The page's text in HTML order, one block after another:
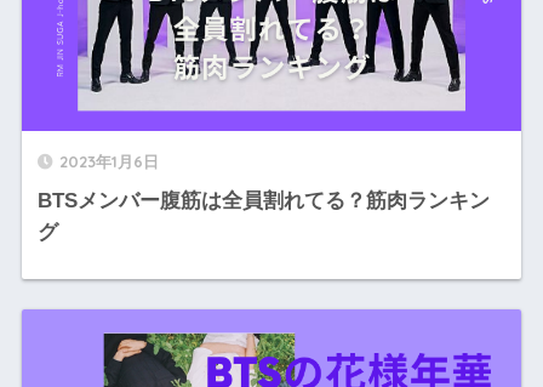
2023年1月6日
BTSメンバー腹筋は全員割れてる？筋肉ランキン
グ